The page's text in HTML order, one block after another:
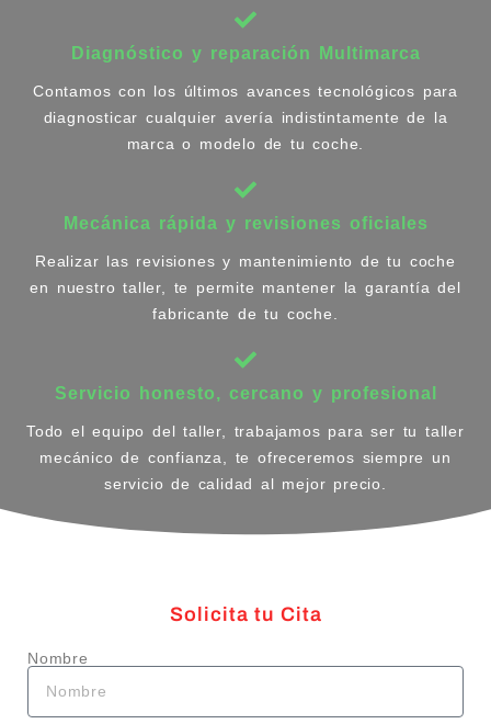
Diagnóstico y reparación Multimarca
Contamos con los últimos avances tecnológicos para
diagnosticar cualquier avería indistintamente de la
marca o modelo de tu coche.
Mecánica rápida y revisiones oficiales
Realizar las revisiones y mantenimiento de tu coche
en nuestro taller, te permite mantener la garantía del
fabricante de tu coche.
Servicio honesto, cercano y profesional
Todo el equipo del taller, trabajamos para ser tu taller
mecánico de confianza, te ofreceremos siempre un
servicio de calidad al mejor precio.
Solicita tu Cita
Nombre